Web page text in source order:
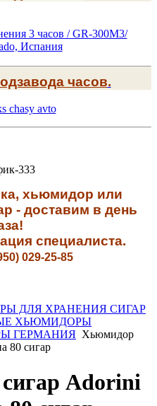
часов.
хьюмидор или
- доставим в день
специалиста.
029-25-85
ДЛЯ ХРАНЕНИЯ СИГАР
ХЬЮМИДОРЫ
ГЕРМАНИЯ Хьюмидор
80 сигар
Adorini